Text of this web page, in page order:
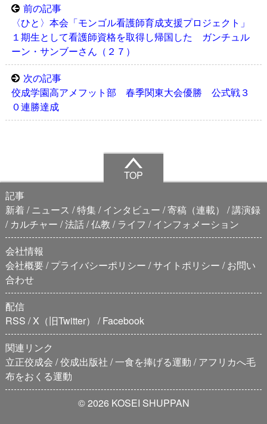
前の記事
〈ひと〉本会「モンゴル看護師育成支援プロジェクト」
１期生として看護師資格を取得し帰国した ガンチュル
ーン・サンブーさん（２７）
次の記事
佼成学園高アメフット部 春季関東大会優勝 公式戦３
０連勝達成
TOP
記事
新着
ニュース 特集 インタビュー 寄稿（連載）
講演録
カルチャー 法話 仏教 ライフ
インフォメーション
会社情報
会社概要 プライバシーポリシー サイトポリシー
お問い
合わせ
配信
RSS X（旧Twitter）
Facebook
関連リンク
立正佼成会 佼成出版社 一食を捧げる運動
アフリカへ毛
布をおくる運動
© 2026 KOSEI SHUPPAN